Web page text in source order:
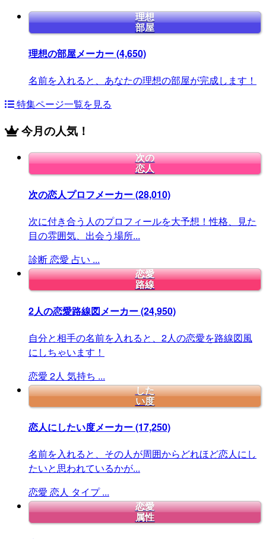
理想
部屋
理想の部屋メーカー(4,650)
名前を入れると、あなたの理想の部屋が完成します！
特集ページ一覧を見る
今月の人気！
次の
恋人
次の恋人プロフメーカー(28,010)
次に付き合う人のプロフィールを大予想！性格、見た
目の雰囲気、出会う場所...
診断恋愛 占い ...
恋愛
路線
2人の恋愛路線図メーカー(24,950)
自分と相手の名前を入れると、2人の恋愛を路線図風
にしちゃいます！
恋愛 2人 気持ち ...
した
い度
恋人にしたい度メーカー(17,250)
名前を入れると、その人が周囲からどれほど恋人にし
たいと思われているかが...
恋愛 恋人 タイプ ...
恋愛
属性